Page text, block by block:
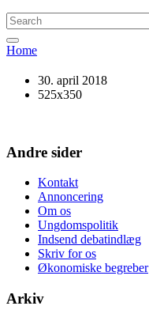
Home
30. april 2018
525x350
Andre sider
Kontakt
Annoncering
Om os
Ungdomspolitik
Indsend debatindlæg
Skriv for os
Økonomiske begreber
Arkiv